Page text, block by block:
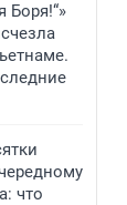
Боря!“»
что